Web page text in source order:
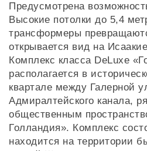
Предусмотрена
Высокие потолки до 5,4
трансформеры
открывается вид на
Комплекс класса DeLuxe
располагается в
квартале между Галерной
Адмиралтейского канала,
общественным
Голландия». Комплекс
находится на территории